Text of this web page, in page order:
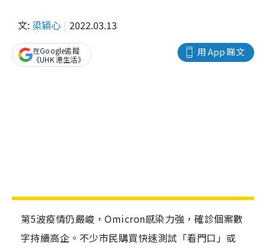
文: 梁穎心 2022.03.13
用 App 睇文
在Google追蹤
《UHK 港生活》
第5波疫情仍嚴峻，Omicron感染力強，確診個案數
字持續高企。不少市民購買快速測試「看門口」或